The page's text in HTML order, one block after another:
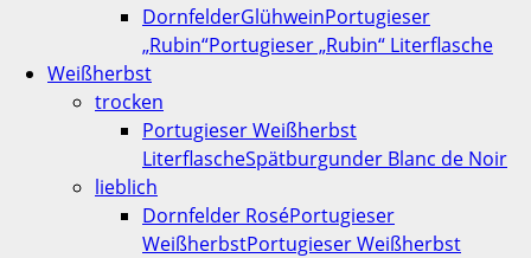
DornfelderGlühweinPortugieser
„Rubin“Portugieser „Rubin“ Literflasche
Weißherbst
trocken
Portugieser Weißherbst
LiterflascheSpätburgunder Blanc de Noir
lieblich
Dornfelder RoséPortugieser
WeißherbstPortugieser Weißherbst